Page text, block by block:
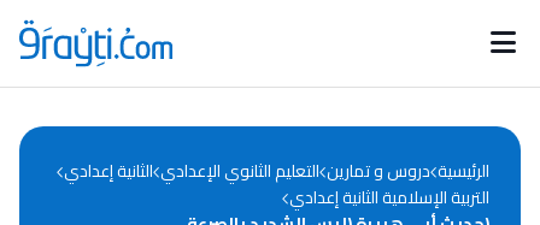
Catégories
d'actualités
Annonces bourses
الرئيسية دروس و تمارين التعليم الثانوي الإعدادي الثانية إعدادي
التربية الإسلامية الثانية إعدادي